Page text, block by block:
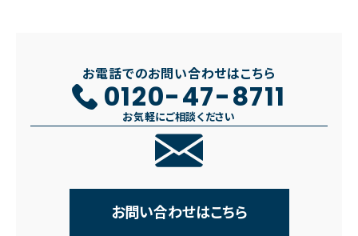
お電話でのお問い合わせはこちら
0120-47-8711
お気軽にご相談ください
お問い合わせはこちら